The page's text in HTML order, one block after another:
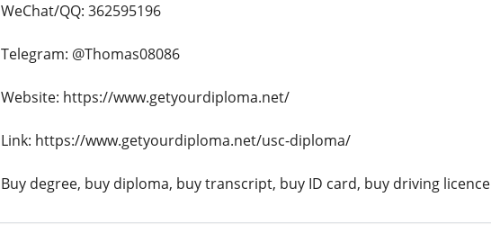
WeChat/QQ: 362595196
Telegram: @Thomas08086
Website: https://www.getyourdiploma.net/
Link: https://www.getyourdiploma.net/usc-diploma/
Buy degree, buy diploma, buy transcript, buy ID card, buy driving licence